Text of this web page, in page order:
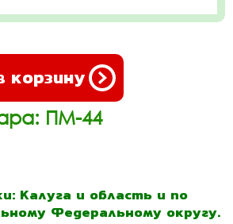
корзину
ПМ-44
Калуга и область и по
Федеральному округу.